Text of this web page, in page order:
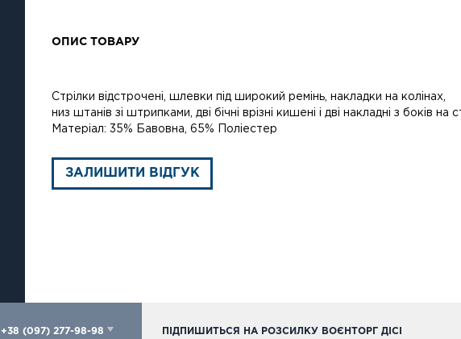
ОПИС ТОВАРУ
Стрілки відстрочені, шлевки під широкий ремінь, накладки на колінах,
низ штанів зі штрипками, дві бічні врізні кишені і дві накладні з боків на
Матеріал: 35% Бавовна, 65% Поліестер
ЗАЛИШИТИ ВІДГУК
+38 (097) 277-98-98 ПІДПИШИТЬСЯ НА РОЗСИЛКУ ВОЄНТОРГ ДІСІ